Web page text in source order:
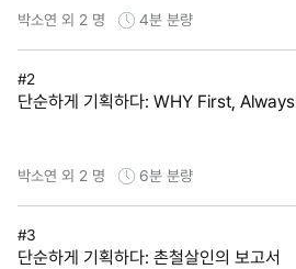
박소연 외 2 명 4분 분량
#2
단순하게 기획하다: WHY First, Always
박소연 외 2 명 6분 분량
#3
단순하게 기획하다: 촌철살인의 보고서